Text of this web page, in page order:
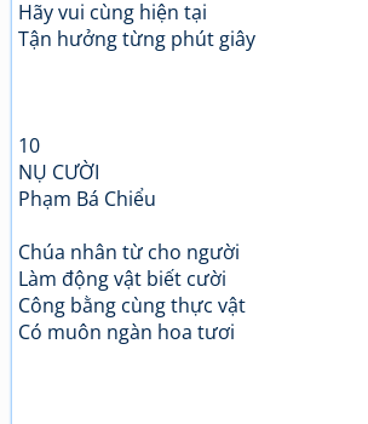
Hãy vui cùng hiện tại
Tận hưởng từng phút giây
10
NỤ CƯỜI
Phạm Bá Chiểu
Chúa nhân từ cho người
Làm động vật biết cười
Công bằng cùng thực vật
Có muôn ngàn hoa tươi